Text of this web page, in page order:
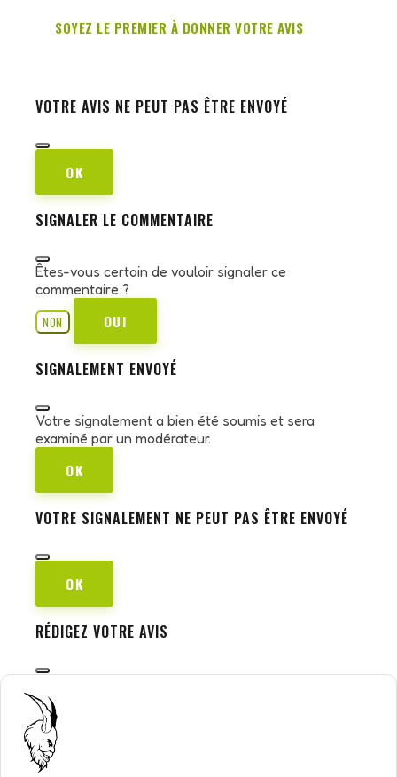
SOYEZ LE PREMIER À DONNER VOTRE AVIS
VOTRE AVIS NE PEUT PAS ÊTRE ENVOYÉ
OK
SIGNALER LE COMMENTAIRE
Êtes-vous certain de vouloir signaler ce
commentaire ?
NON
OUI
SIGNALEMENT ENVOYÉ
Votre signalement a bien été soumis et sera
examiné par un modérateur.
OK
VOTRE SIGNALEMENT NE PEUT PAS ÊTRE ENVOYÉ
OK
RÉDIGEZ VOTRE AVIS